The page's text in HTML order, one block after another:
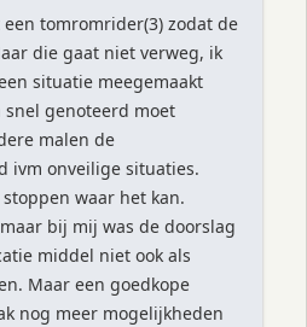
tomromrider(3) zodat de
die gaat niet verweg, ik
situatie meegemaakt
genoteerd moet
malen de
ivm onveilige situaties.
waar het kan.
bij mij was de doorslag
middel niet ook als
Maar een goedkope
nog meer mogelijkheden